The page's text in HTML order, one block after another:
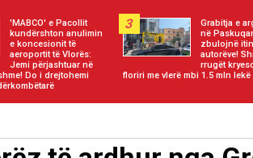
'MABCO' e Pacollit
kundërshton anulimin
e koncesionit të
aeroportit të Vlorës:
Jemi përjashtuar në
Do i drejtohemi
3
Grabitja e
në
zbulojnë
autorëve!
rrugët
floriri me vlerë mbi 1.5 mln lekë